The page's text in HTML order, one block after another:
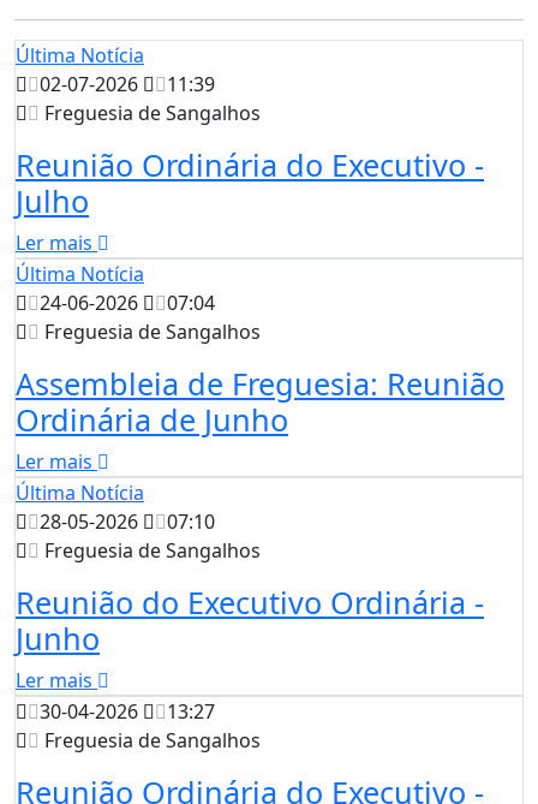
Última Notícia
02-07-2026
11:39
Freguesia de Sangalhos
Reunião Ordinária do Executivo -
Julho
Ler mais
Última Notícia
24-06-2026
07:04
Freguesia de Sangalhos
Assembleia de Freguesia: Reunião
Ordinária de Junho
Ler mais
Última Notícia
28-05-2026
07:10
Freguesia de Sangalhos
Reunião do Executivo Ordinária -
Junho
Ler mais
30-04-2026
13:27
Freguesia de Sangalhos
Reunião Ordinária do Executivo -